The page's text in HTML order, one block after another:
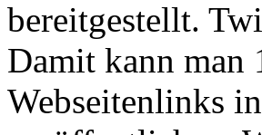
bereitgestellt.
Damit kann man
Webseitenlinks